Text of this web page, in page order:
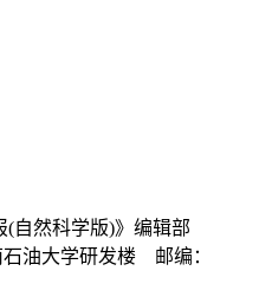
自然科学版)》编辑部
油大学研发楼 邮编：